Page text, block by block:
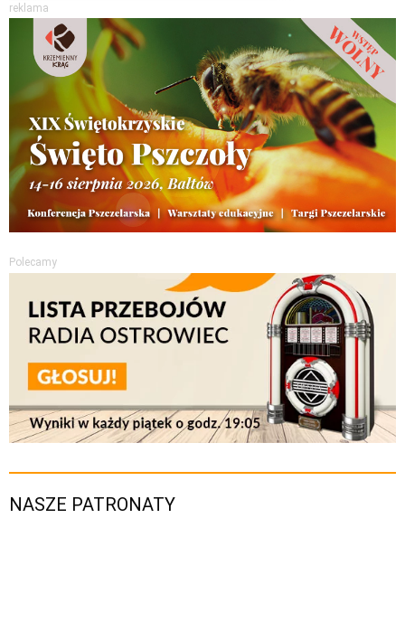
reklama
Polecamy
NASZE PATRONATY